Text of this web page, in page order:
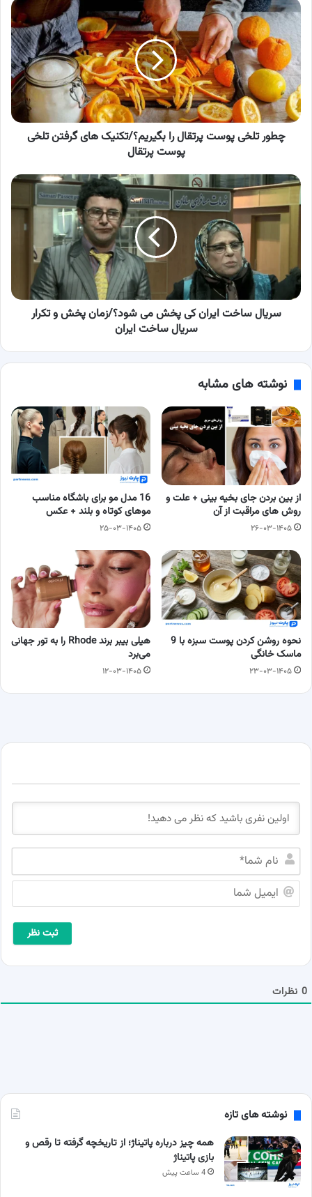
چطور
تلخی
پوست
پرتقال
را
بگیریم؟/
تکنیک
های
گرفتن
تلخیچطور تلخی پوست پرتقال را بگیریم؟/تکنیک های گرفتن تلخی
پوست پرتقال
سریال
ساخت
ایران
شود؟/
زمان
پخش
ساخت
سریال ساخت ایران کی پخش می شود؟/زمان پخش و تکرار
سریال ساخت ایران
نوشته های مشابه
از بین بردن جای بخیه بینی + علت و
روش های مراقبت از آن
۲۶-۰۳-۱۴۰۵
16 مدل مو برای باشگاه مناسب
موهای کوتاه و بلند + عکس
۲۵-۰۳-۱۴۰۵
نحوه روشن کردن پوست سبزه با 9
ماسک خانگی
۲۳-۰۳-۱۴۰۵
هیلی بیبر برند Rhode را به تور جهانی
می‌برد
۱۲-۰۳-۱۴۰۵
م
م
م
0 نظرات
نوشته های تازه
همه چیز درباره پاتیناژ؛ از تاریخچه گرفته تا رقص و
بازی پاتیناژ
4 ساعت پیش